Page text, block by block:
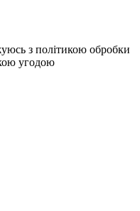
з політикою обробки
угодою